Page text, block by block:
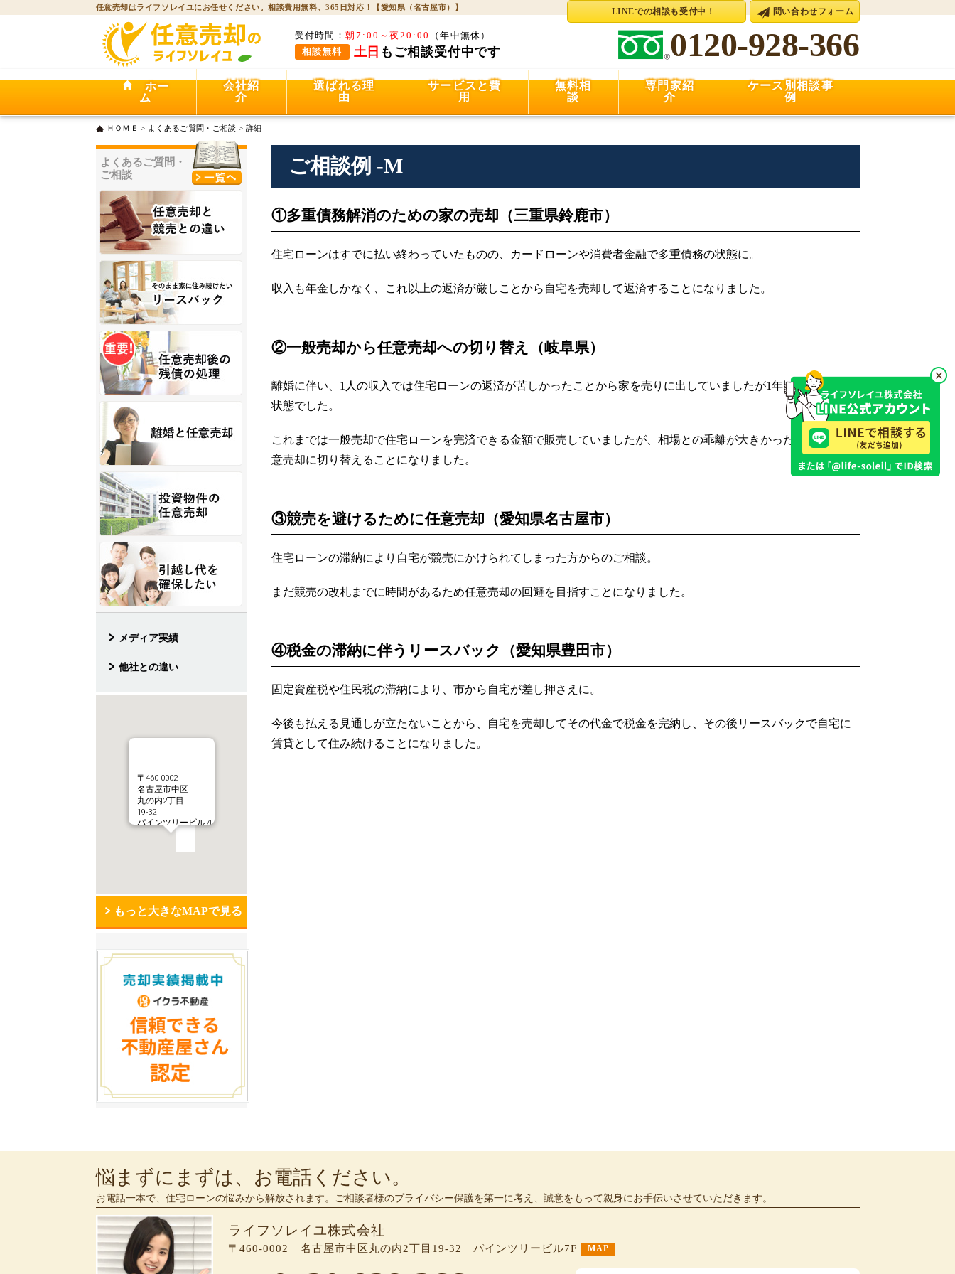
任意売却はライフソレイユにお任せください。相談費用無料、365日対応！【愛知県（名古屋市）】
受付時間： 朝7:00～夜20:00
（年中無休）
相談無料
土日 もご相談受付中です 0120-928-366
LINEでの相談も受付中！ 問い合わせフォーム
ホー
ム
会社紹
介
選ばれる理
由
サービスと費
用
無料相
談
専門家紹
介
ケース別相談事
例
ＨＯＭＥ > よくあるご質問・ご相談 > 詳細
よくあるご質問・
ご相談
メディア実績
他社との違い
〒460-0002
名古屋市中区
丸の内2丁目
19-32
パインツリービル7F
もっと大きなMAPで見る
ご相談例 -M
①多重債務解消のための家の売却（三重県鈴鹿市）
住宅ローンはすでに払い終わっていたものの、カードローンや消費者金融で多重債務の状態に。
収入も年金しかなく、これ以上の返済が厳しことから自宅を売却して返済することになりました。
②一般売却から任意売却への切り替え（岐阜県）
離婚に伴い、1人の収入では住宅ローンの返済が苦しかったことから家を売りに出していましたが1年以上売れない
状態でした。
これまでは一般売却で住宅ローンを完済できる金額で販売していましたが、相場との乖離が大きかったことから任
意売却に切り替えることになりました。
③競売を避けるために任意売却（愛知県名古屋市）
住宅ローンの滞納により自宅が競売にかけられてしまった方からのご相談。
まだ競売の改札までに時間があるため任意売却の回避を目指すことになりました。
④税金の滞納に伴うリースバック（愛知県豊田市）
固定資産税や住民税の滞納により、市から自宅が差し押さえに。
今後も払える見通しが立たないことから、自宅を売却してその代金で税金を完納し、その後リースバックで自宅に
賃貸として住み続けることになりました。
悩まずにまずは、お電話ください。
お電話一本で、住宅ローンの悩みから解放されます。ご相談者様のプライバシー保護を第一に考え、誠意をもって親身にお手伝いさせていただきます。
ライフソレイユ株式会社
〒460-0002 名古屋市中区丸の内2丁目19-32 パインツリービル7F MAP